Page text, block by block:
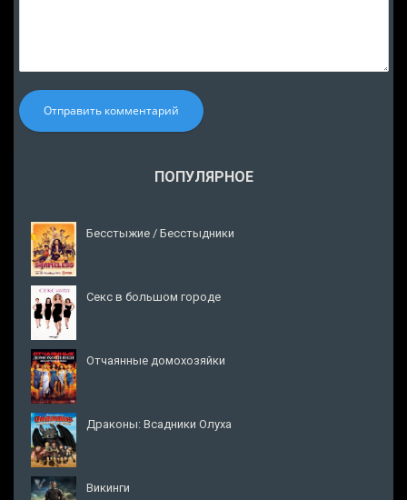
Отправить комментарий
ПОПУЛЯРНОЕ
Бесстыжие / Бесстыдники
Секс в большом городе
Отчаянные домохозяйки
Драконы: Всадники Олуха
Викинги